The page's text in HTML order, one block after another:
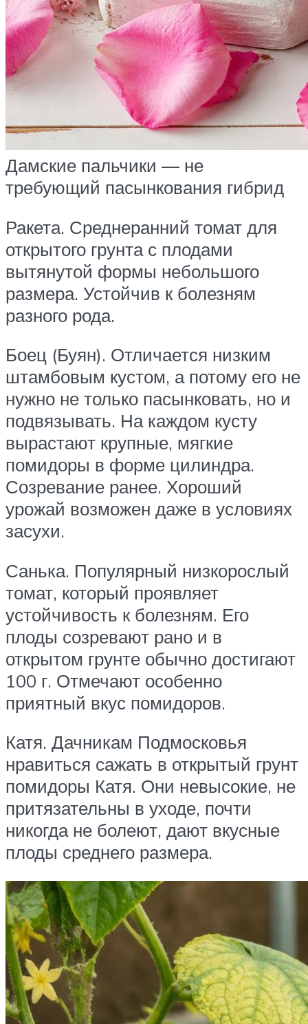
Дамские пальчики — не
требующий пасынкования гибрид
Ракета. Среднеранний томат для
открытого грунта с плодами
вытянутой формы небольшого
размера. Устойчив к болезням
разного рода.
Боец (Буян). Отличается низким
штамбовым кустом, а потому его не
нужно не только пасынковать, но и
подвязывать. На каждом кусту
вырастают крупные, мягкие
помидоры в форме цилиндра.
Созревание ранее. Хороший
урожай возможен даже в условиях
засухи.
Санька. Популярный низкорослый
томат, который проявляет
устойчивость к болезням. Его
плоды созревают рано и в
открытом грунте обычно достигают
100 г. Отмечают особенно
приятный вкус помидоров.
Катя. Дачникам Подмосковья
нравиться сажать в открытый грунт
помидоры Катя. Они невысокие, не
притязательны в уходе, почти
никогда не болеют, дают вкусные
плоды среднего размера.